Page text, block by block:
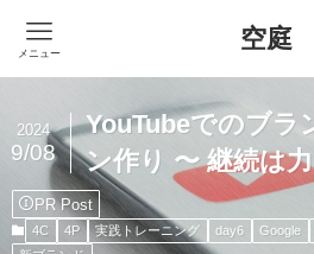
空庭
メニュー
YouTubeでのブラ
ン作り 〜 継続は
2024
9/08
PR Post
4C 4P 実践トレーニング day6 Google